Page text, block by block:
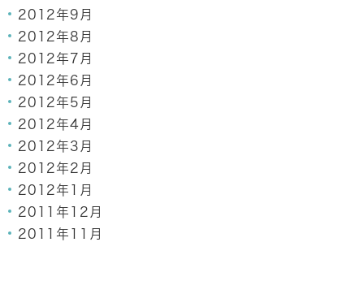
2012年9月
2012年8月
2012年7月
2012年6月
2012年5月
2012年4月
2012年3月
2012年2月
2012年1月
2011年12月
2011年11月